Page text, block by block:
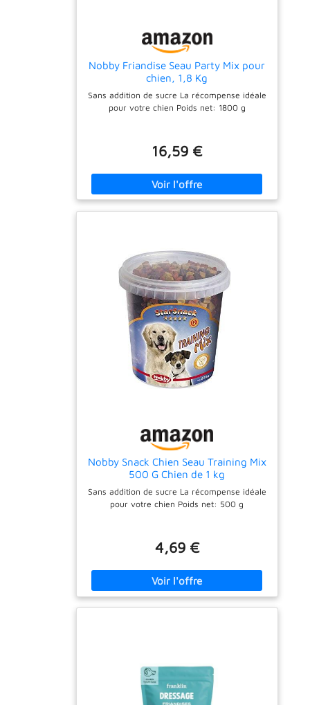
Nobby Friandise Seau Party Mix pour
chien, 1,8 Kg
Sans addition de sucre La récompense idéale
pour votre chien Poids net: 1800 g
16,59 €
Nobby Snack Chien Seau Training Mix
500 G Chien de 1 kg
Sans addition de sucre La récompense idéale
pour votre chien Poids net: 500 g
4,69 €